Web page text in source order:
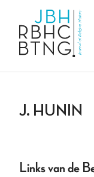
J. HUNIN
Links van de